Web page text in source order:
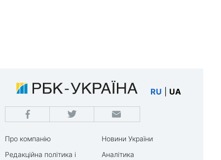
RU UA
Про компанію
Редакційна політика і
Новини України
Аналітика